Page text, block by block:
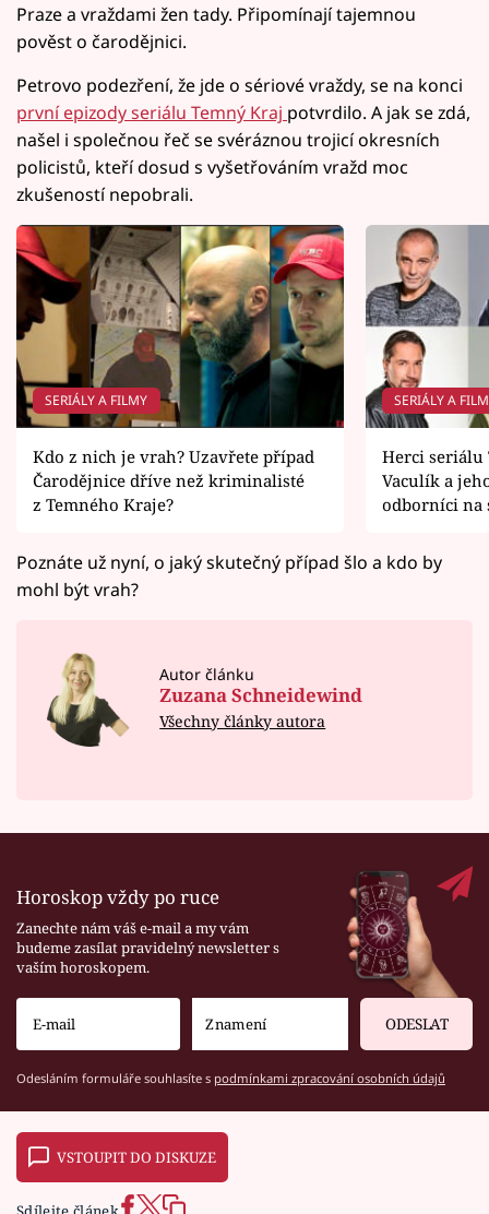
Praze a vraždami žen tady. Připomínají tajemnou
pověst o čarodějnici.
Petrovo podezření, že jde o sériové vraždy, se na konci
první epizody seriálu Temný Kraj potvrdilo. A jak se zdá,
našel i společnou řeč se svéráznou trojicí okresních
policistů, kteří dosud s vyšetřováním vražd moc
zkušeností nepobrali.
SERIÁLY A FILMY
Kdo z nich je vrah? Uzavřete případ
Čarodějnice dříve než kriminalisté
z Temného Kraje?
SERIÁLY A
Herci seriálu
Vaculík a
odborníci na
Poznáte už nyní, o jaký skutečný případ šlo a kdo by
mohl být vrah?
Autor článku
Zuzana Schneidewind
Všechny články autora
Horoskop vždy po ruce
Zanechte nám váš e-mail a my vám
budeme zasílat pravidelný newsletter s
vaším horoskopem.
ODESLAT
Odesláním formuláře souhlasíte s podmínkami zpracování osobních údajů
VSTOUPIT DO DISKUZE